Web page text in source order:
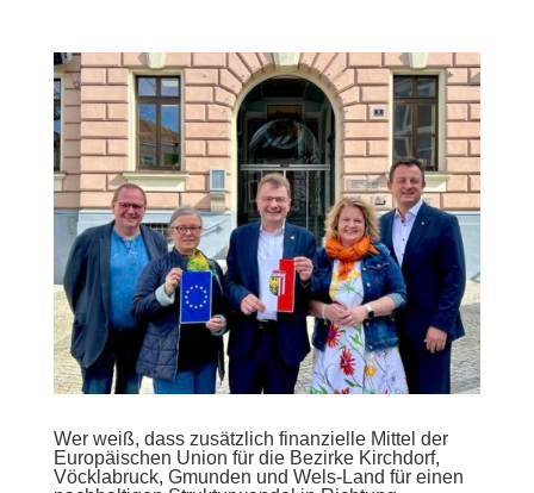
Wer weiß, dass zusätzlich finanzielle Mittel der
Europäischen Union für die Bezirke Kirchdorf,
Vöcklabruck, Gmunden und Wels-Land für einen